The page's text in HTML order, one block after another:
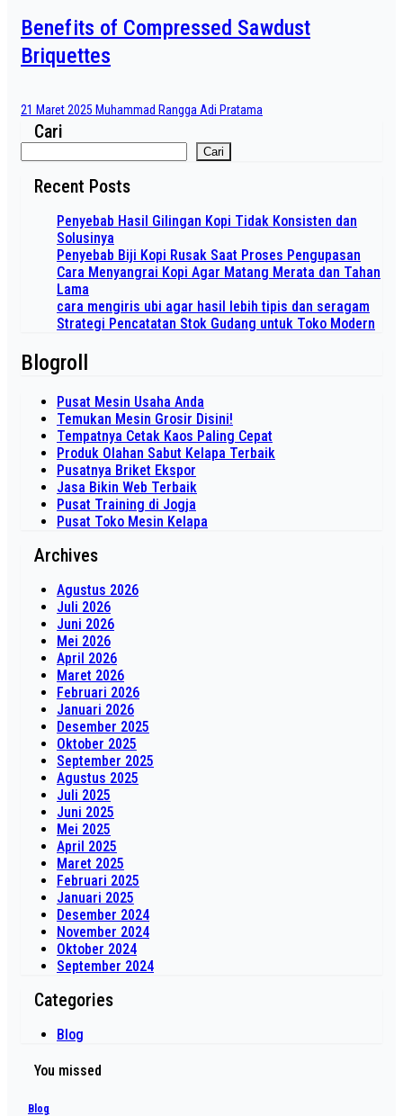
Benefits of Compressed Sawdust
Briquettes
21 Maret 2025 Muhammad Rangga Adi Pratama
Cari
Cari
Recent Posts
Penyebab Hasil Gilingan Kopi Tidak Konsisten dan
Solusinya
Penyebab Biji Kopi Rusak Saat Proses Pengupasan
Cara Menyangrai Kopi Agar Matang Merata dan Tahan
Lama
cara mengiris ubi agar hasil lebih tipis dan seragam
Strategi Pencatatan Stok Gudang untuk Toko Modern
Blogroll
Pusat Mesin Usaha Anda
Temukan Mesin Grosir Disini!
Tempatnya Cetak Kaos Paling Cepat
Produk Olahan Sabut Kelapa Terbaik
Pusatnya Briket Ekspor
Jasa Bikin Web Terbaik
Pusat Training di Jogja
Pusat Toko Mesin Kelapa
Archives
Agustus 2026
Juli 2026
Juni 2026
Mei 2026
April 2026
Maret 2026
Februari 2026
Januari 2026
Desember 2025
Oktober 2025
September 2025
Agustus 2025
Juli 2025
Juni 2025
Mei 2025
April 2025
Maret 2025
Februari 2025
Januari 2025
Desember 2024
November 2024
Oktober 2024
September 2024
Categories
Blog
You missed
Blog